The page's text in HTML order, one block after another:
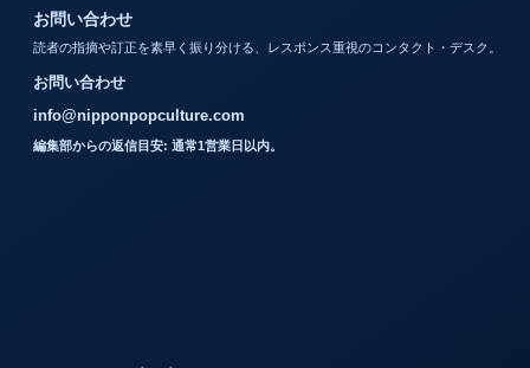
お問い合わせ
読者の指摘や訂正を素早く振り分ける、レスポンス重視のコンタクト・デスク。
お問い合わせ
info@nipponpopculture.com
編集部からの返信目安: 通常1営業日以内。